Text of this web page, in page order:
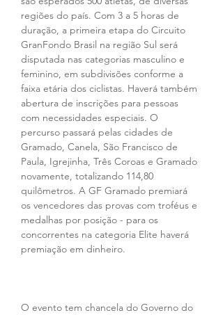
regiões do país. Com 3 a 5 horas de
duração, a primeira etapa do Circuito
GranFondo Brasil na região Sul será
disputada nas categorias masculino e
feminino, em subdivisões conforme a
faixa etária dos ciclistas. Haverá também
abertura de inscrições para pessoas
com necessidades especiais. O
percurso passará pelas cidades de
Gramado, Canela, São Francisco de
Paula, Igrejinha, Três Coroas e Gramado
novamente, totalizando 114,80
quilômetros. A GF Gramado premiará
os vencedores das provas com troféus e
medalhas por posição - para os
concorrentes na categoria Elite haverá
premiação em dinheiro.
O evento tem chancela do Governo do